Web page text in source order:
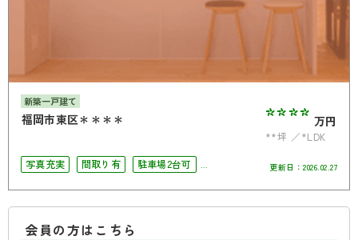
新築一戸建て
福岡市東区＊＊＊＊ **** 万円
**坪
*LDK
写真充実
間取り有
駐車場2台可
更新日： 2026.02.27
会員の方はこちら